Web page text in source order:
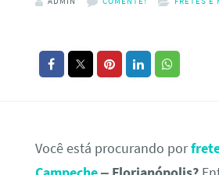
Você está procurando por